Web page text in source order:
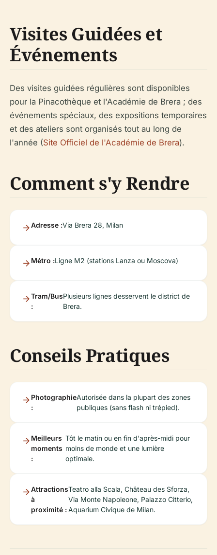
Visites Guidées et
Événements
Des visites guidées régulières sont disponibles
pour la Pinacothèque et l'Académie de Brera ; des
événements spéciaux, des expositions temporaires
et des ateliers sont organisés tout au long de
l'année (Site Officiel de l'Académie de Brera).
Comment s'y Rendre
Adresse :Via Brera 28, Milan
Métro :Ligne M2 (stations Lanza ou Moscova)
Tram/Bus
:
Plusieurs lignes desservent le district de
Brera.
Conseils Pratiques
Photographie
:
Autorisée dans la plupart des zones
publiques (sans flash ni trépied).
Meilleurs
moments
:
Tôt le matin ou en fin d'après-midi pour
moins de monde et une lumière
optimale.
Attractions
à
proximité :
Teatro alla Scala, Château des Sforza,
Via Monte Napoleone, Palazzo Citterio,
Aquarium Civique de Milan.